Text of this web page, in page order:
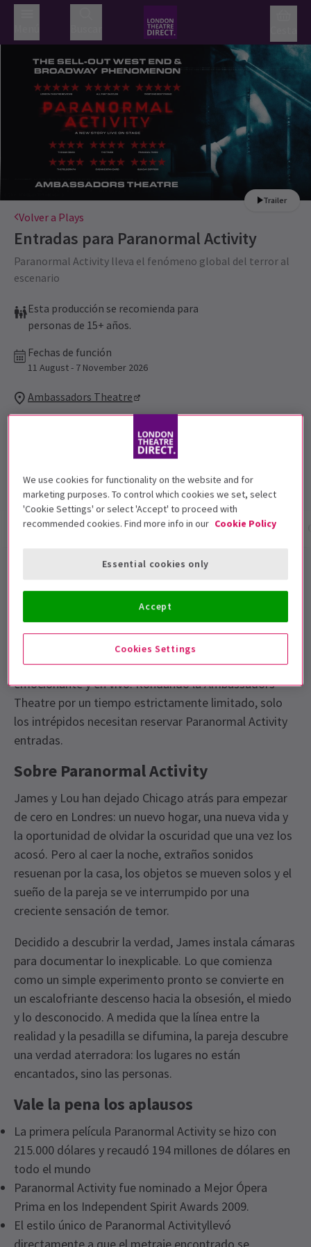
Trailer
Volver a Plays
Entradas para Paranormal Activity
Paranormal Activity lleva el fenómeno global del terror al
escenario
Esta producción se recomienda para
personas de 15+ años.
Fechas de función
11 August - 7 November 2026
Ambassadors Theatre
21 reviews
Información del espectáculo Fechas y horarios
Paranormal Activity entradas
para Londres
Combinando tensión psicológica, terror sobrenatural y
suspense desgarrador,Paranormal Activity
fenómeno global del terror al escenario en un evento
emocionante y en vivo. Rondando la Ambassadors
Theatre por un tiempo estrictamente limitado, solo
los intrépidos necesitan reservar Paranormal Activity
entradas.
Sobre Paranormal Activity
James y Lou han dejado Chicago atrás para empezar
de cero en Londres: un nuevo hogar, una nueva vida y
la oportunidad de olvidar la oscuridad que una vez los
acosó. Pero al caer la noche, extraños sonidos
resuenan por la casa, los objetos se mueven solos y el
sueño de la pareja se ve interrumpido por una
creciente sensación de temor.
Decidido a descubrir la verdad, James instala cámaras
para documentar lo inexplicable. Lo que comienza
como un simple experimento pronto se convierte en
un escalofriante descenso hacia la obsesión, el miedo
y lo desconocido. A medida que la línea entre la
realidad y la pesadilla se difumina, la pareja descubre
una verdad aterradora: los lugares no están
encantados, sino las personas.
Vale la pena los aplausos
La primera película Paranormal Activity se hizo con
215.000 dólares y recaudó 194 millones de dólares en
todo el mundo
Paranormal Activity fue nominado a Mejor Ópera
Prima en los Independent Spirit Awards 2009.
El estilo único de Paranormal Activityllevó
We use cookies for functionality on the website and for
marketing purposes. To control which cookies we set, select
'Cookie Settings' or select 'Accept' to proceed with
recommended cookies. Find more info in our Cookie Policy
Cookies Settings
Essential cookies only
Accept